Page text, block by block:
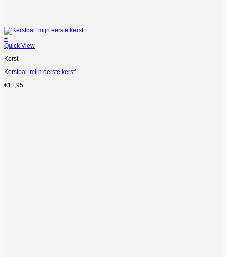
+
Quick View
Kerst
Kerstbal ‘mijn eerste kerst’
€11,95